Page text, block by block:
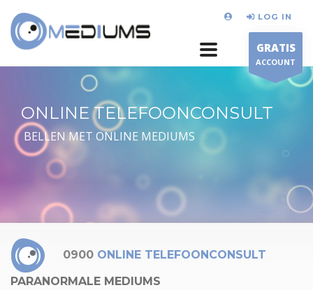
LOG IN
GRATIS
ACCOUNT
ONLINE TELEFOONCONSULT
BELLEN MET ONLINE MEDIUMS
0900 ONLINE TELEFOONCONSULT
PARANORMALE MEDIUMS